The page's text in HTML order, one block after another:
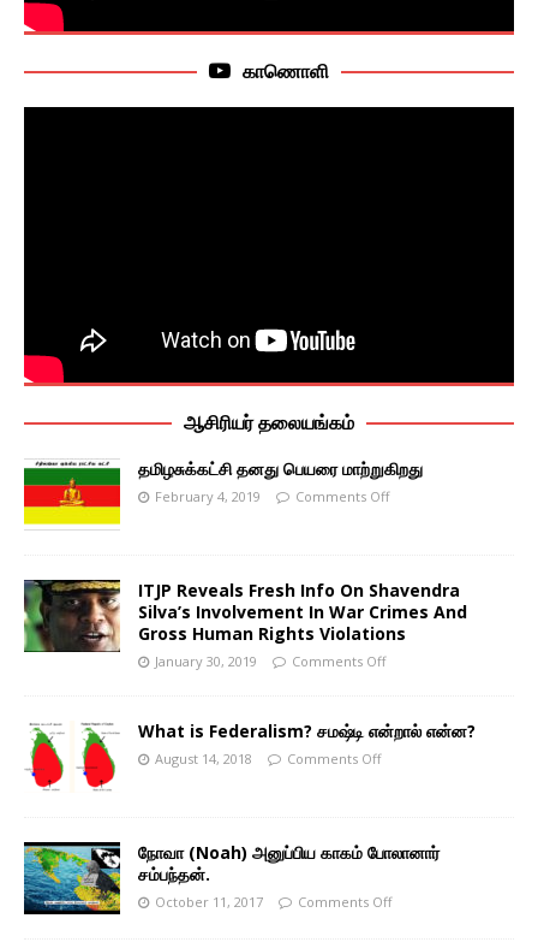
காணொளி
ஆசிரியர் தலையங்கம்
தமிழசுக்கட்சி தனது பெயரை மாற்றுகிறது
February 4, 2019 Comments Off
ITJP Reveals Fresh Info On Shavendra
Silva’s Involvement In War Crimes And
Gross Human Rights Violations
January 30, 2019 Comments Off
What is Federalism? சமஷ்டி என்றால் என்ன?
August 14, 2018 Comments Off
நோவா (Noah) அனுப்பிய காகம் போலானார்
சம்பந்தன்.
October 11, 2017 Comments Off